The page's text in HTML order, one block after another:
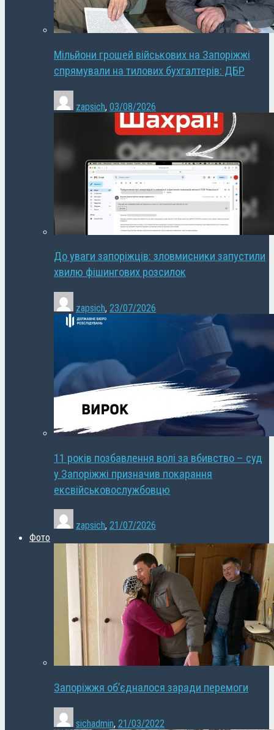
Мільйони грошей військових на Запоріжжі
спрямували на тилових бухгалтерів: ДБР
zapsich, 03/08/2026
До уваги запоріжців: зловмисники запустили
хвилю фішингових розсилок
zapsich, 23/07/2026
11 років позбавлення волі за вбивство – суд
у Запоріжжі призначив покарання
ексвійськовослужбовцю
zapsich, 21/07/2026
Фото
Запоріжжя об’єдналося заради перемоги
sichadmin, 21/03/2022